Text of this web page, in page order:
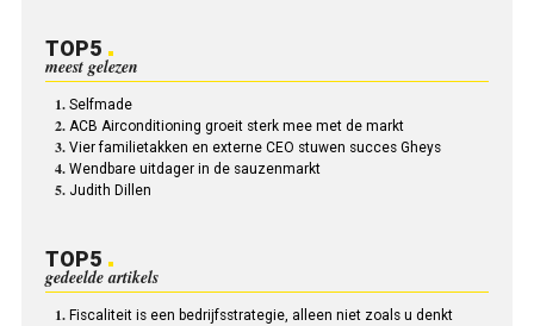
TOP5
meest gelezen
Selfmade
ACB Airconditioning groeit sterk mee met de markt
Vier familietakken en externe CEO stuwen succes Gheys
Wendbare uitdager in de sauzenmarkt
Judith Dillen
TOP5
gedeelde artikels
Fiscaliteit is een bedrijfsstrategie, alleen niet zoals u denkt